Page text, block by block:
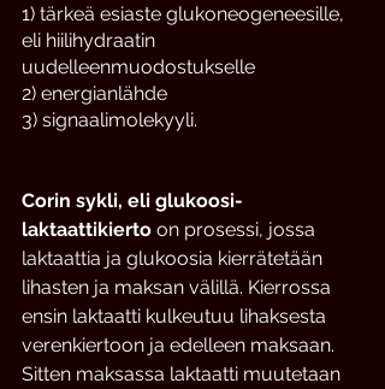
1) tärkeä esiaste glukoneogeneesille,
eli hiilihydraatin
uudelleenmuodostukselle
2) energianlähde
3) signaalimolekyyli.
Corin sykli, eli glukoosi-
laktaattikierto on prosessi, jossa
laktaattia ja glukoosia kierrätetään
lihasten ja maksan välillä. Kierrossa
ensin laktaatti kulkeutuu lihaksesta
verenkiertoon ja edelleen maksaan.
Sitten maksassa laktaatti muutetaan